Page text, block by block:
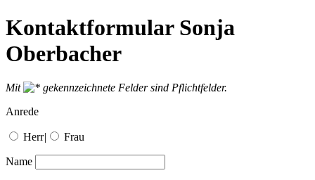
Kontaktformular Sonja
Oberbacher
Mit
gekennzeichnete Felder sind Pflichtfelder.
Anrede
Herr| Frau
Name